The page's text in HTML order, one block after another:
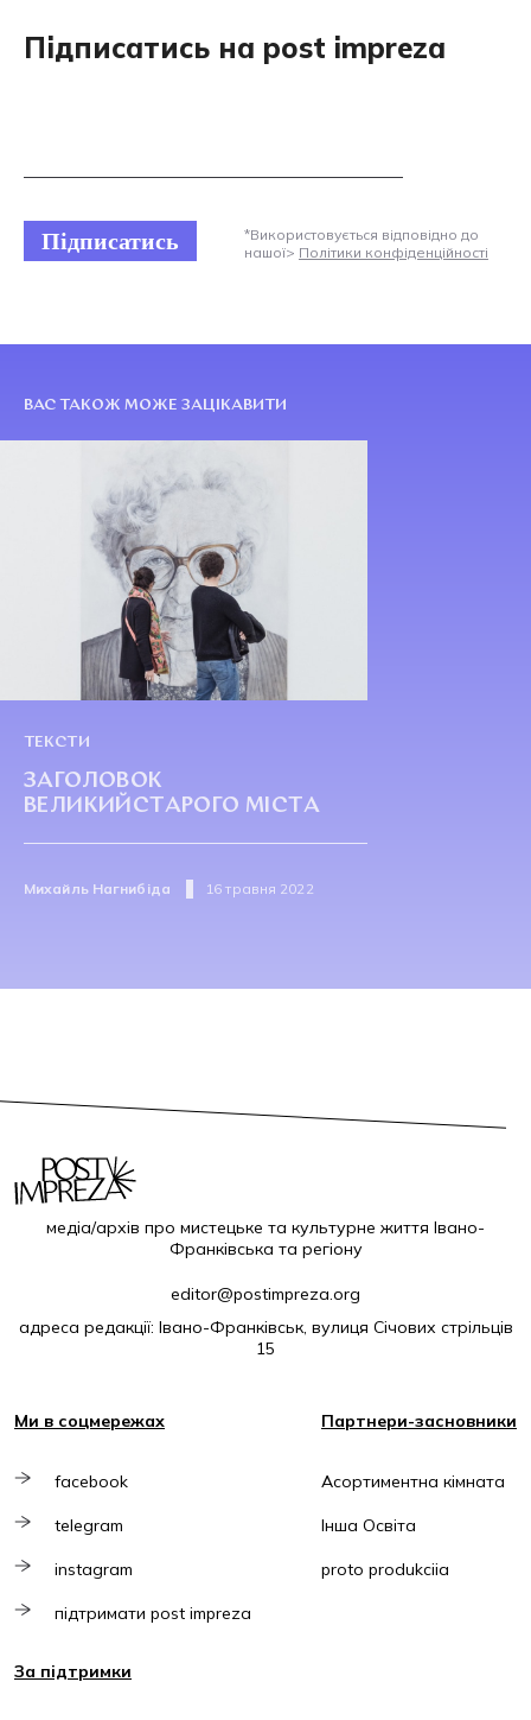
Підписатись на post impreza
Підписатись
*Використовується відповідно до
нашої> Політики конфіденційності
ВАС ТАКОЖ МОЖЕ ЗАЦІКАВИТИ
ТЕКСТИ
ЗАГОЛОВОК
ВЕЛИКИЙСТАРОГО МІСТА
Михайль Нагнибіда 16 травня 2022
медіа/архів про мистецьке та культурне життя Івано-
Франківська та регіону
editor@postimpreza.org
адреса редакції: Івано-Франківськ, вулиця Січових стрільців
15
Ми в соцмережах
facebook
telegram
instagram
підтримати post impreza
Партнери-засновники
Асортиментна кімната
Інша Освіта
proto produkciia
За підтримки